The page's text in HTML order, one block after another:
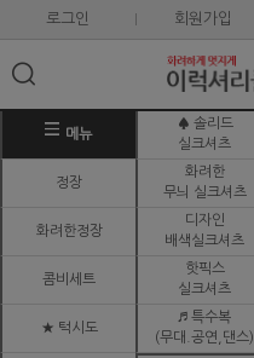
로그인 회원가입
메뉴
♠ 솔리드
실크셔츠
정장
화려한
무늬 실크셔츠
화려한정장
디자인
배색실크셔츠
콤비세트
핫픽스
실크셔츠
★ 턱시도
♬ 특수복
(무대.공연,댄스)